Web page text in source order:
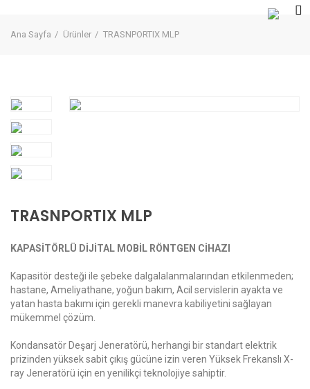
Ana Sayfa Ürünler TRASNPORTIX MLP
TRASNPORTIX MLP
KAPASİTÖRLÜ DİJİTAL MOBİL RÖNTGEN CİHAZI
Kapasitör desteği ile şebeke dalgalalanmalarından etkilenmeden;
hastane, Ameliyathane, yoğun bakım, Acil servislerin ayakta ve
yatan hasta bakımı için gerekli manevra kabiliyetini sağlayan
mükemmel çözüm.
Kondansatör Deşarj Jeneratörü, herhangi bir standart elektrik
prizinden yüksek sabit çıkış gücüne izin veren Yüksek Frekanslı X-
ray Jeneratörü için en yenilikçi teknolojiye sahiptir.